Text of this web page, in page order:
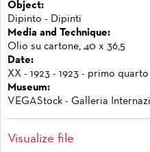
Object:
Dipinto - Dipinti
Media and Technique:
Olio su cartone, 40 x 36,5
Date:
XX - 1923 - 1923 - primo quarto
Museum:
VEGAStock - Galleria
Visualize file